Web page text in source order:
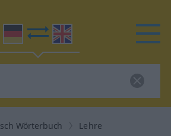
Wörterbuch Lehre